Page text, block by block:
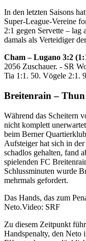
In den letzten Saisons
Super-League-Vereine
2:1 gegen Servette – lag
damals als Verteidiger
Cham – Lugano 3:2
2056 Zuschauer. - SR
Tia 1:1. 50. Vögele 2:1.
Breitenrain –
Während das Scheitern
nicht komplett
beim Berner
Aufsteiger hat sich in
schadlos gehalten, fand
spielenden FC
Schlussminuten wurde
mehrmals gefordert.
Das Hands, das zum
Neto.Video: SRF
Zu diesem Zeitpunkt
Handspenalty, den Neto